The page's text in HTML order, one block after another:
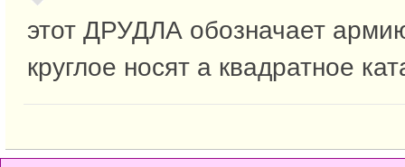
этот ДРУДЛА обозначает
круглое носят а квадратное